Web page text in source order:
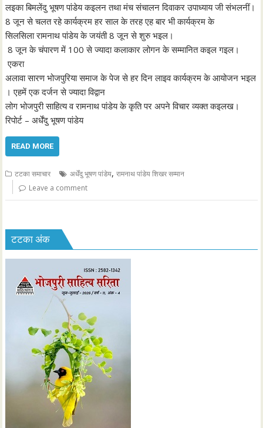
लइका बिमलेंदु भूषण पांडेय कइलन तथा मंच संचालन दिवाकर उपाध्याय जी संभलनीं।
8 जून से चलत रहे कार्यक्रम हर साल के तरह एह बार भी कार्यक्रम के
सिलसिला रामनाथ पांडेय के जयंती 8 जून से शुरु भइल।
8 जून के चंपारण में 100 से ज्यादा कलाकार लोगन के सम्मानित कइल गइल।
एकरा
अलावा सारण भोजपुरिया समाज के पेज से हर दिन लाइव कार्यक्रम के आयोजन भइल
। एहमें एक दर्जन से ज्यादा विद्वान
लोग भोजपुरी साहित्य व रामनाथ पांडेय के कृति पर अपने विचार व्यक्त कइलख।
रिपोर्ट – अर्धेंदु भूषण पांडेय
READ MORE
टटका समाचार अर्धेंदु भूषण पांडेय,रामनाथ पांडेय शिखर सम्मान
Leave a comment
टटका अंक